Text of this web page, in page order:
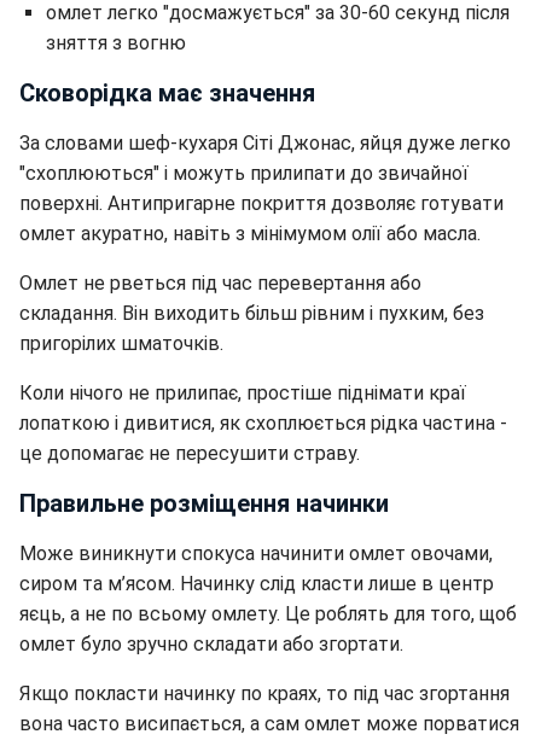
омлет легко "досмажується" за 30-60 секунд після
зняття з вогню
Сковорідка має значення
За словами шеф-кухаря Сіті Джонас, яйця дуже легко
"схоплюються" і можуть прилипати до звичайної
поверхні. Антипригарне покриття дозволяє готувати
омлет акуратно, навіть з мінімумом олії або масла.
Омлет не рветься під час перевертання або
складання. Він виходить більш рівним і пухким, без
пригорілих шматочків.
Коли нічого не прилипає, простіше піднімати краї
лопаткою і дивитися, як схоплюється рідка частина -
це допомагає не пересушити страву.
Правильне розміщення начинки
Може виникнути спокуса начинити омлет овочами,
сиром та м’ясом. Начинку слід класти лише в центр
яєць, а не по всьому омлету. Це роблять для того, щоб
омлет було зручно складати або згортати.
Якщо покласти начинку по краях, то під час згортання
вона часто висипається, а сам омлет може порватися